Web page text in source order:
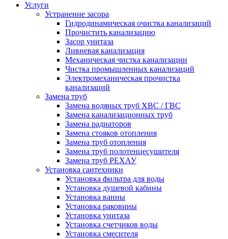
Услуги
Устранение засора
Гидродинамическая очистка канализаций
Прочистить канализацию
Засор унитаза
Ливневая канализация
Механическая чистка канализации
Чистка промышленных канализаций
Электромеханическая прочистка
канализаций
Замена труб
Замена водяных труб ХВС / ГВС
Замена канализационных труб
Замена радиаторов
Замена стояков отопления
Замена труб отопления
Замена труб полотенцесушителя
Замена труб РЕХАУ
Установка сантехники
Установка фильтра для воды
Установка душевой кабины
Установка ванны
Установка раковины
Установка унитаза
Установка счетчиков воды
Установка смесителя